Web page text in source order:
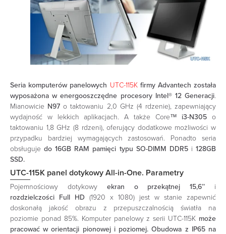
Seria komputerów panelowych UTC-115K firmy Advantech została
wyposażona w energooszczędne procesory Intel® 12 Generacji.
Mianowicie N97 o taktowaniu 2,0 GHz (4 rdzenie), zapewniający
wydajność w lekkich aplikacjach. A także Core™ i3-N305 o
taktowaniu 1,8 GHz (8 rdzeni), oferujący dodatkowe możliwości w
przypadku bardziej wymagających zastosowań. Ponadto seria
obsługujedo 16GB RAM pamięci typu SO-DIMM DDR5i 128GB
SSD.
UTC-115K panel dotykowy All-in-One. Parametry
Pojemnościowy dotykowy ekran o przekątnej 15,6’’ i
rozdzielczości Full HD (1920 x 1080) jest w stanie zapewnić
doskonałą jakość obrazu z przepuszczalnością światła na
poziomie ponad 85%. Komputer panelowy z serii UTC-115K może
pracować w orientacji pionowej i poziomej. Obudowa z IP65 na